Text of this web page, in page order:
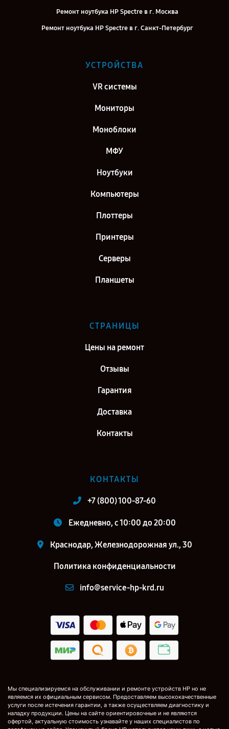
Ремонт ноутбука HP Spectre в г. Москва
Ремонт ноутбука HP Spectre в г. Санкт-Петербург
УСТРОЙСТВА
VR системы
Мониторы
Моноблоки
МФУ
Ноутбуки
Компьютеры
Плоттеры
Принтеры
Серверы
Планшеты
СТРАНИЦЫ
Цены на ремонт
Отзывы
Гарантия
Доставка
Контакты
КОНТАКТЫ
+7 (800) 100-87-60
Ежедневно, с 10:00 до 20:00
Краснодар, Железнодорожная ул., 30
Политика конфиденциальности
info@service-hp-krd.ru
Мы специализируемся на обслуживании и ремонте устройств HP но не
являемся их официальным сервисом. Предоставляем высококачественные
услуги после истечения гарантии, а также осуществляем диагностику и
наладку продукции. Цены на сайте ориентировочные и не являются
офертой, актуальную стоимость узнавайте у наших специалистов по